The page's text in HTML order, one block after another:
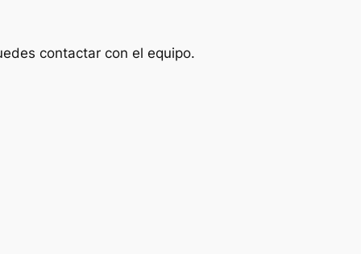
contactar con el equipo.